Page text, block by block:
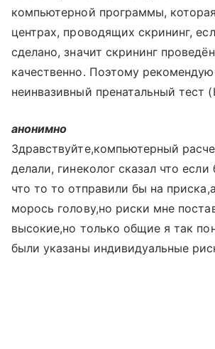
компьютерной программы,
центрах, проводящих скрининг,
сделано, значит скрининг
качественно. Поэтому
неинвазивный пренатальный тест
анонимно
Здравствуйте,компьютерный
делали, гинеколог сказал что
что то то отправили бы на
морось голову,но риски мне
высокие,но только общие я так
были указаны индивидуальные